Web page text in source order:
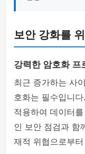
보안 강화를
강력한 암호화 프
최근 증가하는 사
호화는 필수입니다.
적용하여 데이터
인 보안 점검과 함
재적 위협으로부